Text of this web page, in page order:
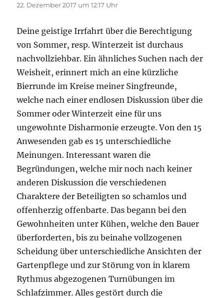
22. Dezember 2017 um 12:17 Uhr
Deine geistige Irrfahrt über die Berechtigung
von Sommer, resp. Winterzeit ist durchaus
nachvollziehbar. Ein ähnliches Suchen nach der
Weisheit, erinnert mich an eine kürzliche
Bierrunde im Kreise meiner Singfreunde,
welche nach einer endlosen Diskussion über die
Sommer oder Winterzeit eine für uns
ungewohnte Disharmonie erzeugte. Von den 15
Anwesenden gab es 15 unterschiedliche
Meinungen. Interessant waren die
Begründungen, welche mir noch nach keiner
anderen Diskussion die verschiedenen
Charaktere der Beteiligten so schamlos und
offenherzig offenbarte. Das begann bei den
Gewohnheiten unter Kühen, welche den Bauer
überforderten, bis zu beinahe vollzogenen
Scheidung über unterschiedliche Ansichten der
Gartenpflege und zur Störung von in klarem
Rythmus abgezogenen Turnübungen im
Schlafzimmer. Alles gestört durch die